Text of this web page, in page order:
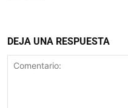
DEJA UNA RESPUESTA